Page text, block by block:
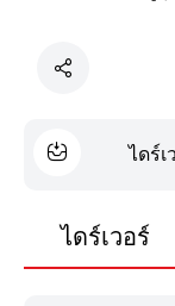
ไดร์
ไดร์เวอร์